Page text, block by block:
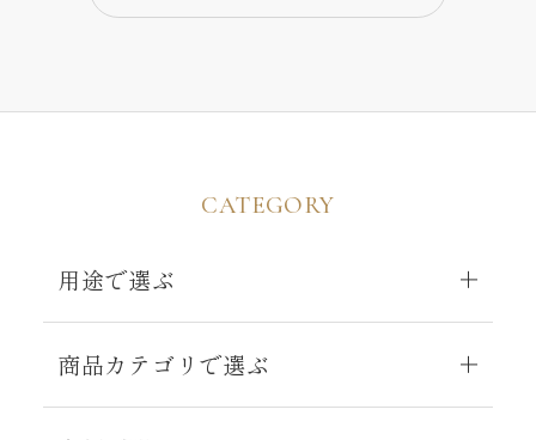
CATEGORY
用途で選ぶ
商品カテゴリで選ぶ